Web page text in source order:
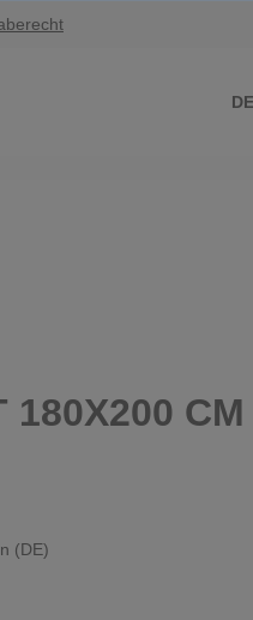
DE
180X200 CM
(DE)